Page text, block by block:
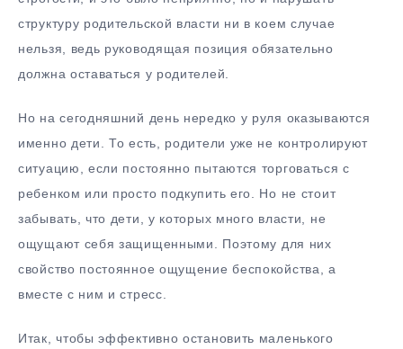
структуру родительской власти ни в коем случае
нельзя, ведь руководящая позиция обязательно
должна оставаться у родителей.
Но на сегодняшний день нередко у руля оказываются
именно дети. То есть, родители уже не контролируют
ситуацию, если постоянно пытаются торговаться с
ребенком или просто подкупить его. Но не стоит
забывать, что дети, у которых много власти, не
ощущают себя защищенными. Поэтому для них
свойство постоянное ощущение беспокойства, а
вместе с ним и стресс.
Итак, чтобы эффективно остановить маленького